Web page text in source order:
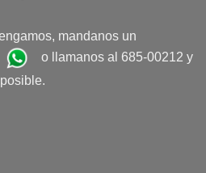
mandanos un
o llamanos al 685-00212 y